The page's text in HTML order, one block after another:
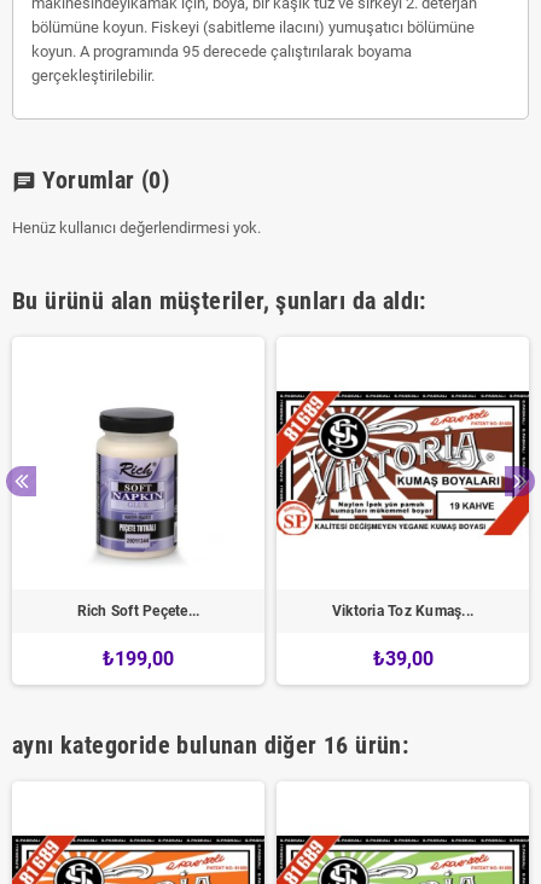
bölümüne koyun. Fiskeyi (sabitleme ilacını) yumuşatıcı bölümüne
koyun. A programında 95 derecede çalıştırılarak boyama
gerçekleştirilebilir.
chat Yorumlar (0)
Henüz kullanıcı değerlendirmesi yok.
Bu ürünü alan müşteriler, şunları da aldı:
Rich Soft Peçete...
₺199,00
Viktoria Toz Kumaş...
₺39,00
aynı kategoride bulunan diğer 16 ürün: